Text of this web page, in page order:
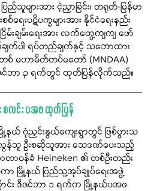
သူများအား ငဲ့ညှာခြင်း၊ တရုတ်-မြန်မာ
ေးပဋိပက္ခများအား နိုင်ငံရေးနည်း
ြိမ်းချမ်းရေးအား လက်တွေ့ကျကျ ဖော်
က်ပါ ရပ်တည်ချက်နှင့် သဘောထား
တစ် မဟာမိတ်တပ်မတော် (MNDAA)
င်ဘာ ၃ ရက်တွင် ထုတ်ပြန်လိုက်သည်။
လင်း ပအဖ ထုတ်ပြန်
ြို့နယ် ဂုံညှင်းနွယ်ကျေးရွာတွင် ဖြစ်ပွားသ
လွန်သူ ဦးစဆိုသူအား သေဒဏ်ပေးသည့်
တာဝန်ခံ Heineken ၏ တစ်ဦးတည်း
စ်ကာ မြို့နယ် ပြည်သူ့အုပ်ချုပ်ရေးအဖွဲ့
င်း ဒီဇင်ဘာ ၁ ရက်က မြို့နယ်ပအဖ